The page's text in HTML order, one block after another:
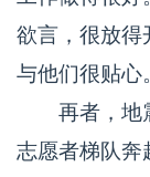
欲言，很放得
与他们很贴心
再者，地震
志愿者梯队奔